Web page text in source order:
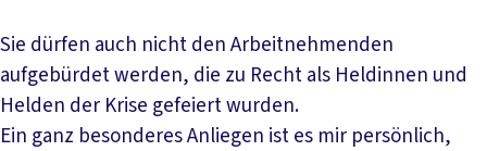
Sie dürfen auch nicht den Arbeitnehmenden
aufgebürdet werden, die zu Recht als Heldinnen und
Helden der Krise gefeiert wurden.
Ein ganz besonderes Anliegen ist es mir persönlich,